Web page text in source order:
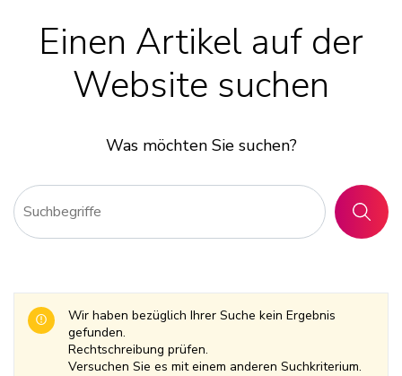
Einen Artikel auf der
Website suchen
Was möchten Sie suchen?
SUCHEN
Wir haben bezüglich Ihrer Suche kein Ergebnis
gefunden.
Rechtschreibung prüfen.
Versuchen Sie es mit einem anderen Suchkriterium.